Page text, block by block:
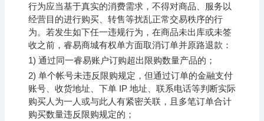
行为应当基于真实的消费需求，不得对商品、服务以
经营目的进行购买、转售等扰乱正常交易秩序的行
为。若发生如下任一违规行为，在商品未出库或未签
收之前，睿易商城有权单方面取消订单并原路退款：
1) 通过同一睿易账户订购超出限购数量产品的；
2) 单个帐号未违反限购规定，但通过订单的金融支付
账号、收货地址、下单 IP 地址、联系电话等判断实际
购买人为一人或与此人有紧密关联，且多笔订单合计
购买数量违反限购规定的；